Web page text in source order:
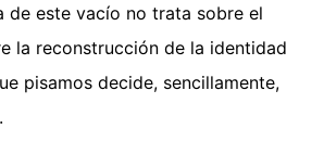
de este vacío no trata sobre el
la reconstrucción de la identidad
pisamos decide, sencillamente,